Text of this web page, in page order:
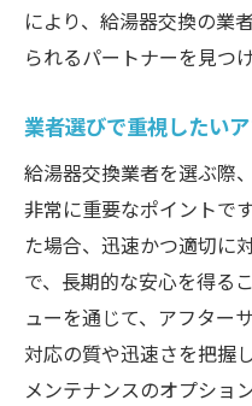
により、給湯器交換の業
られるパートナーを見つ
業者選びで重視したい
給湯器交換業者を選ぶ際
非常に重要なポイントで
た場合、迅速かつ適切に
で、長期的な安心を得る
ューを通じて、アフター
対応の質や迅速さを把握
メンテナンスのオプショ